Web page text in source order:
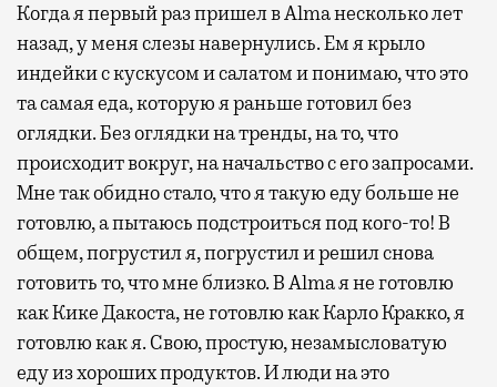
Когда я первый раз пришел в Alma несколько лет
назад, у меня слезы навернулись. Ем я крыло
индейки с кускусом и салатом и понимаю, что это
та самая еда, которую я раньше готовил без
оглядки. Без оглядки на тренды, на то, что
происходит вокруг, на начальство с его запросами.
Мне так обидно стало, что я такую еду больше не
готовлю, а пытаюсь подстроиться под кого-то! В
общем, погрустил я, погрустил и решил снова
готовить то, что мне близко. В Alma я не готовлю
как Кике Дакоста, не готовлю как Карло Кракко, я
готовлю как я. Свою, простую, незамысловатую
еду из хороших продуктов. И люди на это